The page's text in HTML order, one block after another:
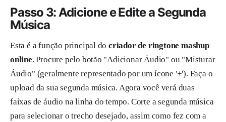
Passo 3: Adicione e Edite a Segunda
Música
Esta é a função principal docriador de ringtone mashup
online. Procure pelo botão "Adicionar Áudio" ou "Misturar
Áudio" (geralmente representado por um ícone '+'). Faça o
upload da sua segunda música. Agora você verá duas
faixas de áudio na linha do tempo. Corte a segunda música
para selecionar o trecho desejado, assim como fez com a